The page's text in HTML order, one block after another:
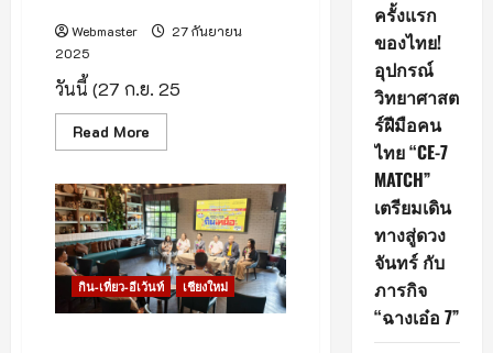
Webmaster
27 กันยายน
2025
วันนี้ (27 ก.ย. 25
Read More
more
แล้ว!
“ตลาด
วัฒนธรรม
ถนน
สาย
วัฒนธรรม”
ลำพูน
กิน-เที่ยว-อีเว้นท์ เชียงใหม่
ครั้งแรก
ของไทย!
อุปกรณ์
วิทยาศาสต
ร์ฝีมือคน
ไทย “CE-7
MATCH”
เตรียมเดิน
ทางสู่ดวง
จันทร์ กับ
ภารกิจ
“ฉางเอ๋อ 7”